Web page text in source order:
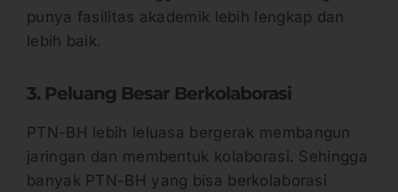
punya fasilitas akademik lebih lengkap dan
lebih baik.
3. Peluang Besar Berkolaborasi
PTN-BH lebih leluasa bergerak membangun
jaringan dan membentuk kolaborasi. Sehingga
banyak PTN-BH yang bisa berkolaborasi